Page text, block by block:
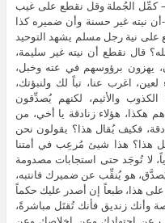
– كمِّل الجُملة وقل نقطع على غيب
-أن نيته غير حسنة وأن ضميره كذا
نية رجل مسلم يشهد التوحيد
قال نقطع أن نيته غير سليمة،
يهزون برؤوسهم في عته وخبل،
اغرب عنا، تباً لك ولنبؤتك،
الكذوب والأثيم، لكنهم يُصدِّقون
هكذا، هؤلاء زنادقة يا أخي، من
فكيف يُقال هذا؟ يقولون نحن
هذا؟ هذا شيئ مُرعِب في أمتنا
لا تُوجَد حتى استجابات مصدومة
هو يُنقِّب عن ضميرك فانتبه،
هذا، طبعاً إن أصدر عليك حكماً
وأنك زنديق فأنك تُقتَل مباشرةً،